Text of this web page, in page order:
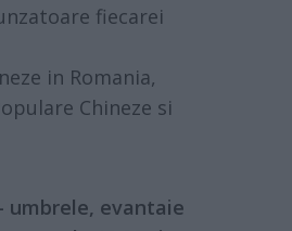
fiecarei
in Romania,
Chineze si
umbrele, evantaie